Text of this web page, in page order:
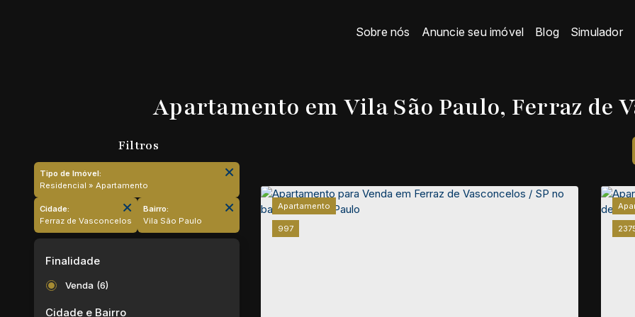
Simulador
Blog
Anuncie seu imóvel
Sobre nós
Apartamento em Vila São Paulo, Ferraz de
Tipo de Imóvel:
Residencial » Apartamento
Cidade:
Ferraz de Vasconcelos
Bairro:
Vila São Paulo
Finalidade
Venda (6)
Cidade e Bairro
997
Apartamento